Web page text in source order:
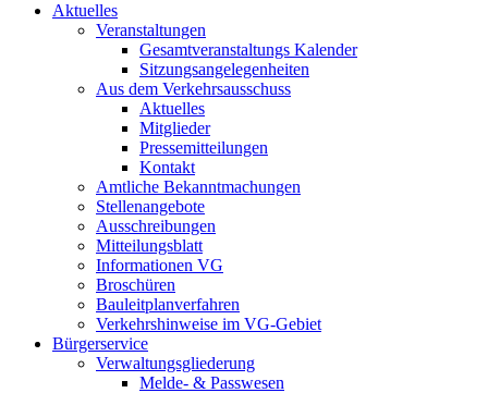
Aktuelles
Veranstaltungen
Gesamtveranstaltungs Kalender
Sitzungsangelegenheiten
Aus dem Verkehrsausschuss
Aktuelles
Mitglieder
Pressemitteilungen
Kontakt
Amtliche Bekanntmachungen
Stellenangebote
Ausschreibungen
Mitteilungsblatt
Informationen VG
Broschüren
Bauleitplanverfahren
Verkehrshinweise im VG-Gebiet
Bürgerservice
Verwaltungsgliederung
Melde- & Passwesen